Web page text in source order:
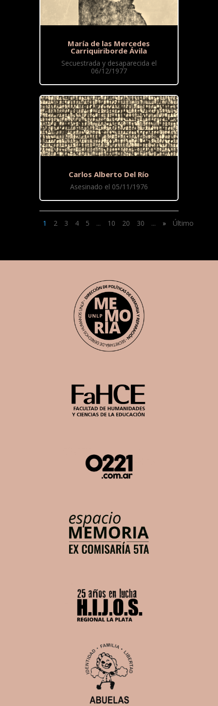
María de las Mercedes
Carriquiriborde Ávila
Secuestrada y desaparecida el
06/12/1977
Carlos Alberto Del Río
Asesinado el 05/11/1976
1 2 3 4 5 ... 10 20 30 ... » Último